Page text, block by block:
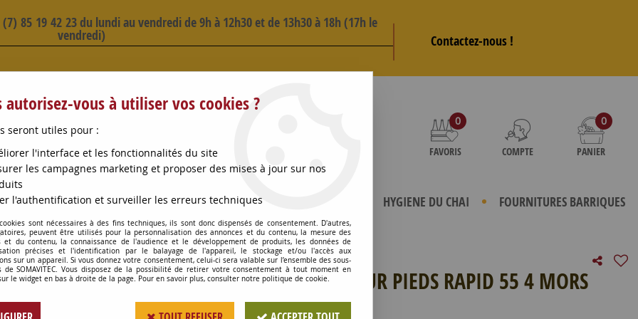
85 19 42 23 du lundi au vendredi de 9h à 12h30 et de 13h30 à 18h (17h le
vendredi) Contactez-nous !
0
FAVORIS COMPTE
0
PANIER
CONSOMMABLES OENOLOGIE HYGIENE DU CHAI FOURNITURES BARRIQUES
>BOUCHEUSE MANUELLE SUR PIEDS RAPID 55 4 MORS
BOUCHEUSE MANUELLE SUR PIEDS RAPID 55 4 MORS
autorisez-vous à utiliser vos cookies ?
seront utiles pour :
l'interface et les fonctionnalités du site
les campagnes marketing et proposer des mises à jour sur nos
l'authentification et surveiller les erreurs techniques
sont nécessaires à des fins techniques, ils sont donc dispensés de consentement. D'autres,
peuvent être utilisés pour la personnalisation des annonces et du contenu, la mesure des
et du contenu, la connaissance de l'audience et le développement de produits, les données de
précises et l'identification par le balayage de l'appareil, le stockage et/ou l'accès aux
sur un appareil. Si vous donnez votre consentement, celui-ci sera valable sur l’ensemble des sous-
de SOMAVITEC. Vous disposez de la possibilité de retirer votre consentement à tout moment en
le widget en bas à droite de la page. Pour en savoir plus, consulter notre politique de cookie.